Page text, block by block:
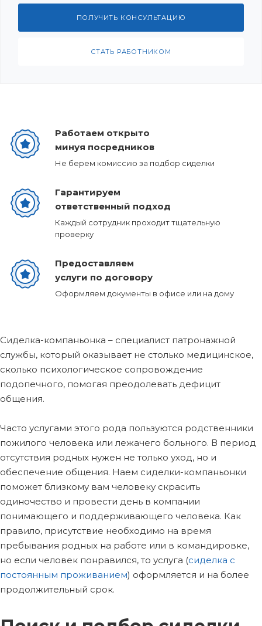
ПОЛУЧИТЬ КОНСУЛЬТАЦИЮ
СТАТЬ РАБОТНИКОМ
Работаем открыто
минуя посредников
Не берем комиссию за подбор сиделки
Гарантируем
ответственный подход
Каждый сотрудник проходит тщательную
проверку
Предоставляем
услуги по договору
Оформляем документы в офисе или на дому
Сиделка-компаньонка – специалист патронажной
службы, который оказывает не столько медицинское,
сколько психологическое сопровождение
подопечного, помогая преодолевать дефицит
общения.
Часто услугами этого рода пользуются родственники
пожилого человека или лежачего больного. В период
отсутствия родных нужен не только уход, но и
обеспечение общения. Наем сиделки-компаньонки
поможет близкому вам человеку скрасить
одиночество и провести день в компании
понимающего и поддерживающего человека. Как
правило, присутствие необходимо на время
пребывания родных на работе или в командировке,
но если человек понравился, то услуга (сиделка с
постоянным проживанием) оформляется и на более
продолжительный срок.